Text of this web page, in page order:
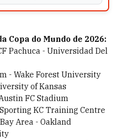
Copa do Mundo de 2026:
Pachuca - Universidad Del
- Wake Forest University
of Kansas
FC Stadium
KC Training Centre
Area - Oakland